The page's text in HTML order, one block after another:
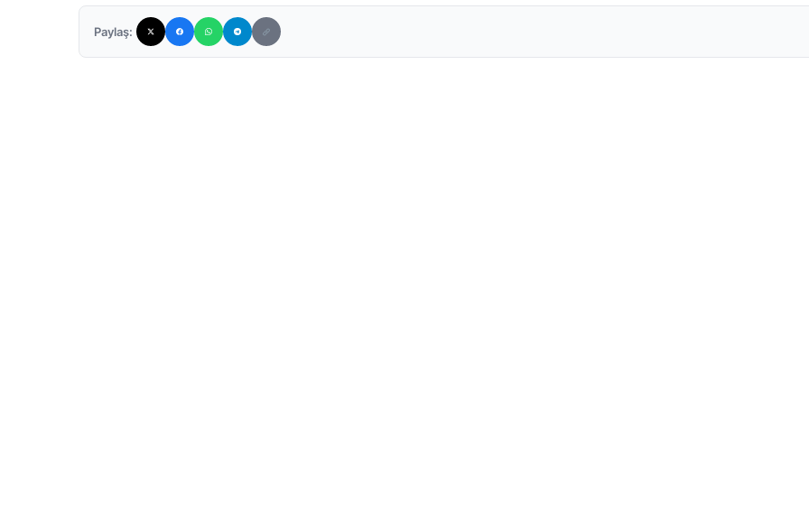
Paylaş: